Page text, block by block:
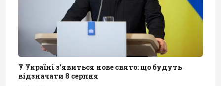
У Україні з'явиться нове свято: що будуть
відзначати 8 серпня